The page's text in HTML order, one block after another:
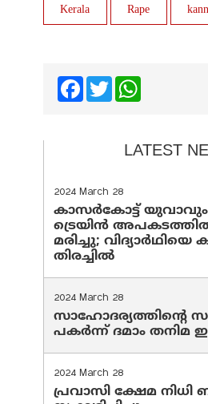
Kerala Rape
FacebookTwitter
LATEST
2024 March 28
കാസർകോട്ട് യുവാവും
ട്രെയിൻ
മരിച്ചു;
തിരച്ചിൽ
2024 March 28
സാഹോദര്യത്തിന്റെ
പകർന്ന് ദമാം തനിമ
2024 March 28
പ്രവാസി ക്ഷേമ